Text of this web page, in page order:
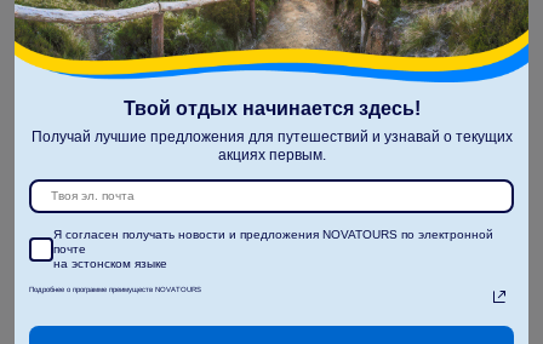
Итого:1126.00 €/чел.
го2252.00€/группу
О полете
Standard Sea View
15-20 m² 2 Полупансион
Твой отдых начинается здесь!
Получай лучшие предложения для путешествий и узнавай о текущих
акциях первым.
Я согласен получать новости и предложения NOVATOURS по электронной
почте
на эстонском языке
Подробнее о программе преимуществ NOVATOURS